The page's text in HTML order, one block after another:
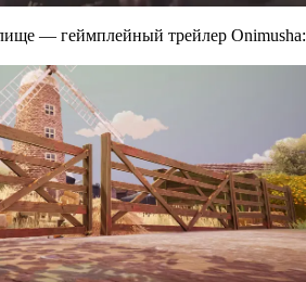
— геймплейный трейлер Onimusha: